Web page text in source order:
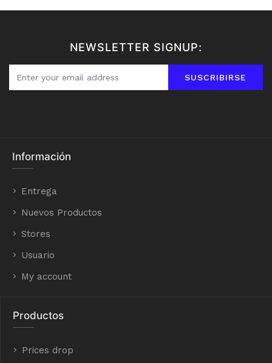
NEWSLETTER SIGNUP:
SUSCRIBIRSE
Información
Entrega
Nuevos Productos
Stores
Usuario
My account
Productos
Prices drop